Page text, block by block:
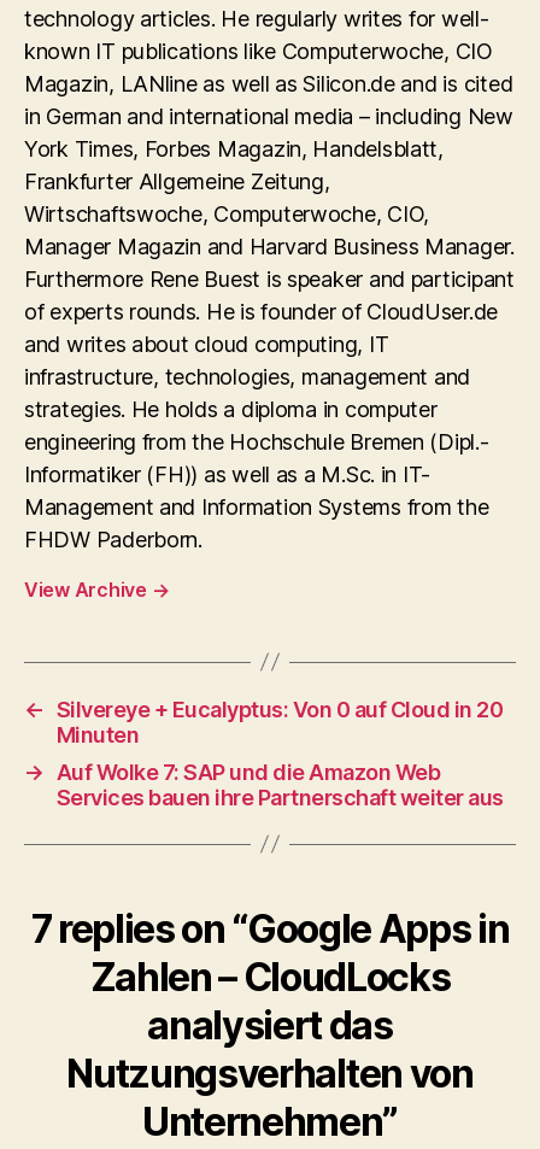
technology articles. He regularly writes for well-
known IT publications like Computerwoche, CIO
Magazin, LANline as well as Silicon.de and is cited
in German and international media – including New
York Times, Forbes Magazin, Handelsblatt,
Frankfurter Allgemeine Zeitung,
Wirtschaftswoche, Computerwoche, CIO,
Manager Magazin and Harvard Business Manager.
Furthermore Rene Buest is speaker and participant
of experts rounds. He is founder of CloudUser.de
and writes about cloud computing, IT
infrastructure, technologies, management and
strategies. He holds a diploma in computer
engineering from the Hochschule Bremen (Dipl.-
Informatiker (FH)) as well as a M.Sc. in IT-
Management and Information Systems from the
FHDW Paderborn.
View Archive →
← Silvereye + Eucalyptus: Von 0 auf Cloud in 20
Minuten
→
Auf Wolke 7: SAP und die Amazon Web
Services bauen ihre Partnerschaft weiter aus
7 replies on “Google Apps in
Zahlen – CloudLocks
analysiert das
Nutzungsverhalten von
Unternehmen”